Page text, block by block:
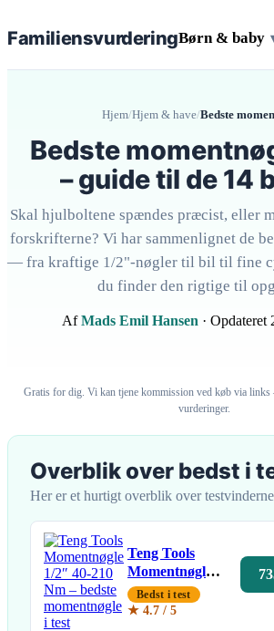
FamiliensvurderingBørn & baby
Hjem/Hjem & have/Bedste
Bedste
– guide til de 14
Skal hjulboltene spændes præcist, eller
forskrifterne? Vi har sammenlignet de
— fra kraftige 1/2"-nøgler til bil til fine
du finder den rigtige til
AfMads Emil Hansen · Opdateret
Gratis for dig. Vi kan tjene kommission ved køb via
vurderinger.
Overblik over bedst i
Her er et hurtigt overblik over
Teng Tools
Momentnøgle
1/2″ 40-210 Nm
Bedst i test
★ 4.7 / 5